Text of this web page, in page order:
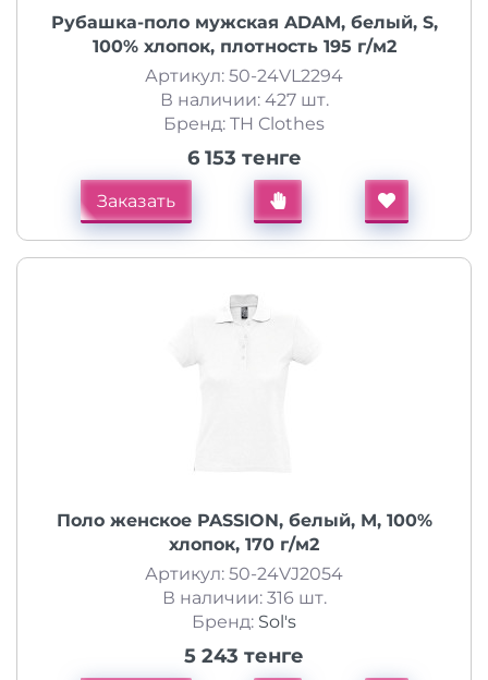
Рубашка-поло мужская ADAM, белый, S,
100% хлопок, плотность 195 г/м2
Артикул: 50-24VL2294
В наличии: 427 шт.
Бренд: TH Clothes
6 153 тенге
Заказать
Поло женское PASSION, белый, M, 100%
хлопок, 170 г/м2
Артикул: 50-24VJ2054
В наличии: 316 шт.
Бренд: Sol's
5 243 тенге